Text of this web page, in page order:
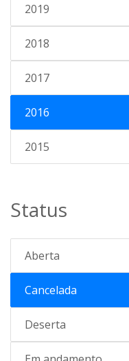
2019
2018
2017
2016
2015
Status
Aberta
Cancelada
Deserta